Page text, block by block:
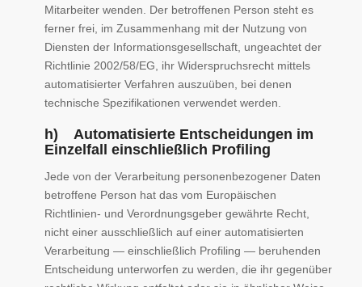
Mitarbeiter wenden. Der betroffenen Person steht es
ferner frei, im Zusammenhang mit der Nutzung von
Diensten der Informationsgesellschaft, ungeachtet der
Richtlinie 2002/58/EG, ihr Widerspruchsrecht mittels
automatisierter Verfahren auszuüben, bei denen
technische Spezifikationen verwendet werden.
h) Automatisierte Entscheidungen im
Einzelfall einschließlich Profiling
Jede von der Verarbeitung personenbezogener Daten
betroffene Person hat das vom Europäischen
Richtlinien- und Verordnungsgeber gewährte Recht,
nicht einer ausschließlich auf einer automatisierten
Verarbeitung — einschließlich Profiling — beruhenden
Entscheidung unterworfen zu werden, die ihr gegenüber